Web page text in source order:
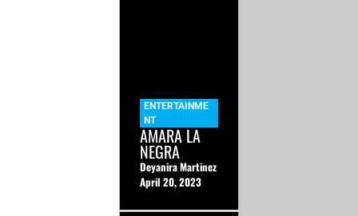
ENTERTAINME
NT
AMARA LA
NEGRA
Deyanira Martinez
April 20, 2023